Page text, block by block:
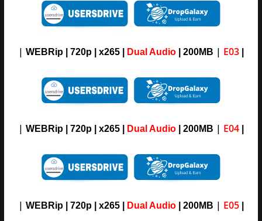
| WEBRip | 720p | x265 | Dual Audio | 200MB | E03
| WEBRip | 720p | x265 | Dual Audio | 200MB | E04
| WEBRip | 720p | x265 | Dual Audio | 200MB | E05